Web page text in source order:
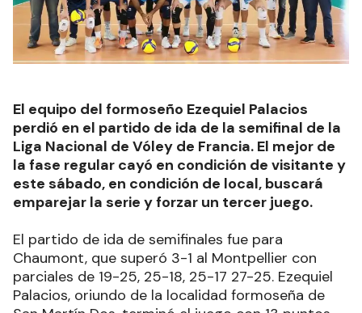
El equipo del formoseño Ezequiel Palacios
perdió en el partido de ida de la semifinal de la
Liga Nacional de Vóley de Francia. El mejor de
la fase regular cayó en condición de visitante y
este sábado, en condición de local, buscará
emparejar la serie y forzar un tercer juego.
El partido de ida de semifinales fue para
Chaumont, que superó 3-1 al Montpellier con
parciales de 19-25, 25-18, 25-17 27-25. Ezequiel
Palacios, oriundo de la localidad formoseña de